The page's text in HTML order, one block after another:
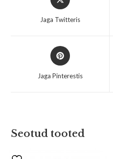
Jaga Twitteris
Jaga Pinterestis
Seotud tooted